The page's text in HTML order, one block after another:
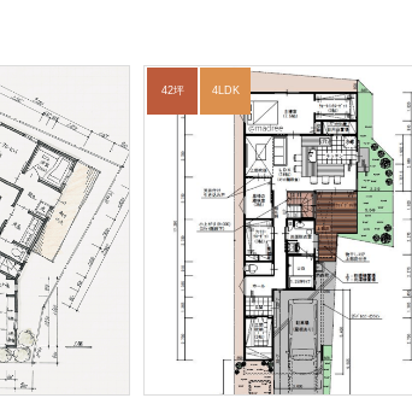
42坪 4LDK